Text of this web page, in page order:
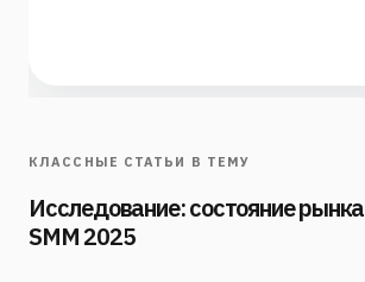
КЛАССНЫЕ СТАТЬИ В ТЕМУ
Исследование: состояние рынка
SMM 2025